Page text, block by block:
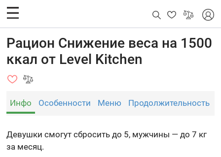
Рацион Снижение веса на 1500
ккал от Level Kitchen
Инфо Особенности Меню Продолжительность
Девушки смогут сбросить до 5, мужчины — до 7 кг
за месяц.